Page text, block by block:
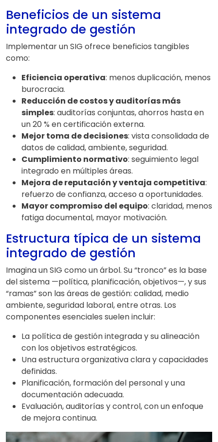
Beneficios de un sistema
integrado de gestión
Implementar un SIG ofrece beneficios tangibles
como:
Eficiencia operativa: menos duplicación, menos
burocracia.
Reducción de costos y auditorías más
simples: auditorías conjuntas, ahorros hasta en
un 20 % en certificación externa.
Mejor toma de decisiones: vista consolidada de
datos de calidad, ambiente, seguridad.
Cumplimiento normativo: seguimiento legal
integrado en múltiples áreas.
Mejora de reputación y ventaja competitiva:
refuerzo de confianza, acceso a oportunidades.
Mayor compromiso del equipo: claridad, menos
fatiga documental, mayor motivación.
Estructura típica de un sistema
integrado de gestión
Imagina un SIG como un árbol. Su “tronco” es la base
del sistema —política, planificación, objetivos—, y sus
“ramas” son las áreas de gestión: calidad, medio
ambiente, seguridad laboral, entre otras. Los
componentes esenciales suelen incluir:
La política de gestión integrada y su alineación
con los objetivos estratégicos.
Una estructura organizativa clara y capacidades
definidas.
Planificación, formación del personal y una
documentación adecuada.
Evaluación, auditorías y control, con un enfoque
de mejora continua.